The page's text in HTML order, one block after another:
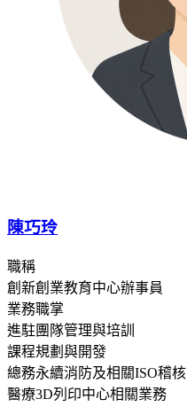
陳巧玲
職稱
創新創業教育中心辦事員
業務職掌
進駐團隊管理與培訓
課程規劃與開發
總務永續消防及相關ISO稽核
醫療3D列印中心相關業務